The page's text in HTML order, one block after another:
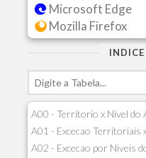
Microsoft Edge
Mozilla Firefox
INDICE
A00 - Territorio x Nivel do
A01 - Excecao Territoriais
A02 - Excecao por Niveis